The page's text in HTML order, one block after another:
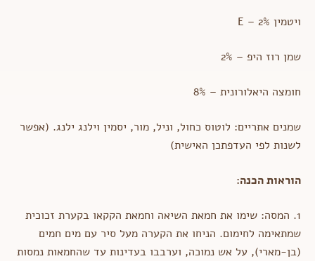
ויטמין E – 2%
שמן רוז היפ – 2%
חומצה היאלורונית – 8%
שמנים אתריים: לוטוס כחול, וניל, מור, יסמין וילנג ילנג. (אפשר
לשנות לפי העדפתכן האישית)
הוראות הכנה:
1. המסה: שימו את חמאת השיאה וחמאת הקקאו בקערת זכוכית
שמתאימה לחימום. הניחו את הקערה מעל סיר עם מים חמים
(בן-מארי), על אש נמוכה, וערבבו בעדינות עד שהחמאות נמסות